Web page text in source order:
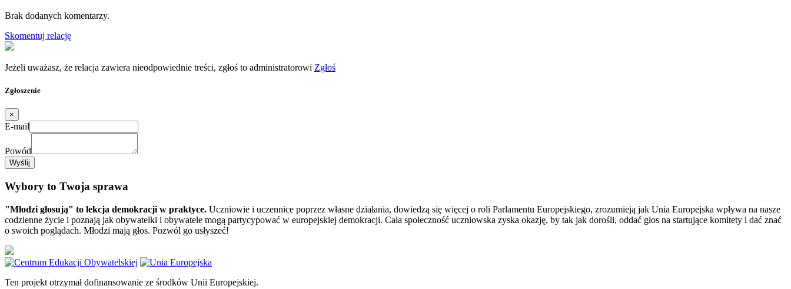
Brak dodanych komentarzy.
Skomentuj relację
Jeżeli uważasz, że relacja zawiera nieodpowiednie treści, zgłoś to administratorowi Zgłoś
Zgłoszenie
×
E-mail
Powód
Wyślij
Wybory to Twoja sprawa
"Młodzi głosują" to lekcja demokracji w praktyce. Uczniowie i uczennice poprzez własne działania, dowiedzą się więcej o roli Parlamentu Europejskiego, zrozumieją jak Unia Europejska wpływa na nasze
codzienne życie i poznają jak obywatelki i obywatele mogą partycypować w europejskiej demokracji. Cała społeczność uczniowska zyska okazję, by tak jak dorośli, oddać głos na startujące komitety i dać znać
o swoich poglądach. Młodzi mają głos. Pozwól go usłyszeć!
Ten projekt otrzymał dofinansowanie ze środków Unii Europejskiej.